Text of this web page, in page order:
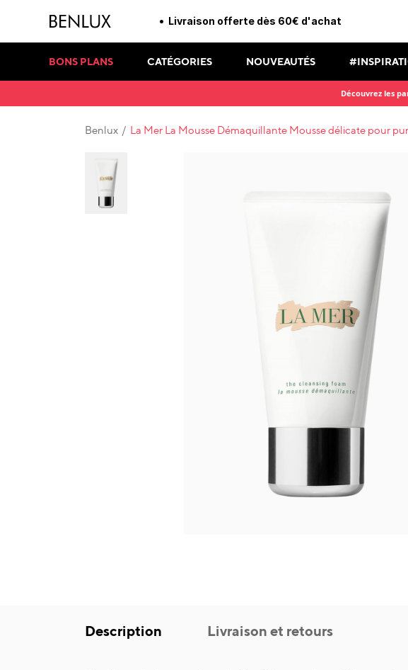
Livraison offerte dès 60€ d'achat
BONS PLANS CATÉGORIES NOUVEAUTÉS
Découvrez les
Benlux / La Mer La Mousse Démaquillante Mousse délicate pour
Description Livraison et retours